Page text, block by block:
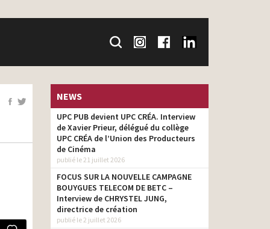
NEWS
UPC PUB devient UPC CRÉA. Interview
de Xavier Prieur, délégué du collège
UPC CRÉA de l’Union des Producteurs
de Cinéma
publié le 21 juillet 2026
FOCUS SUR LA NOUVELLE CAMPAGNE
BOUYGUES TELECOM DE BETC –
Interview de CHRYSTEL JUNG,
directrice de création
publié le 2 juillet 2026